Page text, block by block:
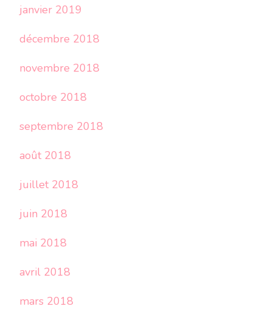
janvier 2019
décembre 2018
novembre 2018
octobre 2018
septembre 2018
août 2018
juillet 2018
juin 2018
mai 2018
avril 2018
mars 2018